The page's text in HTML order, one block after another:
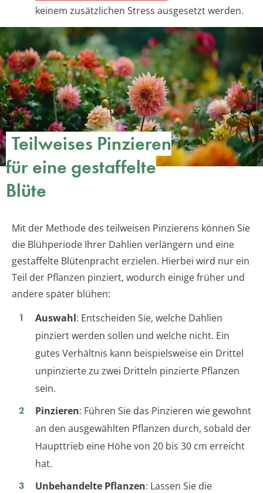
keinem zusätzlichen Stress ausgesetzt werden.
Teilweises Pinzieren
für eine gestaffelte
Blüte
Mit der Methode des teilweisen Pinzierens können Sie
die Blühperiode Ihrer Dahlien verlängern und eine
gestaffelte Blütenpracht erzielen. Hierbei wird nur ein
Teil der Pflanzen pinziert, wodurch einige früher und
andere später blühen:
Auswahl: Entscheiden Sie, welche Dahlien
pinziert werden sollen und welche nicht. Ein
gutes Verhältnis kann beispielsweise ein Drittel
unpinzierte zu zwei Dritteln pinzierte Pflanzen
sein.
Pinzieren: Führen Sie das Pinzieren wie gewohnt
an den ausgewählten Pflanzen durch, sobald der
Haupttrieb eine Höhe von 20 bis 30 cm erreicht
hat.
Unbehandelte Pflanzen: Lassen Sie die